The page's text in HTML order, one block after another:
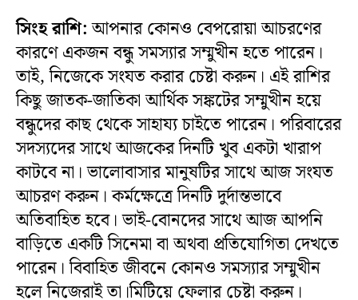
সিংহ রাশি:আপনার কোনও বেপরোয়া আচরণের
কারণে একজন বন্ধু সমস্যার সম্মুখীন হতে পারেন।
তাই, নিজেকে সংযত করার চেষ্টা করুন। এই রাশির
কিছু জাতক-জাতিকা আর্থিক সঙ্কটের সম্মুখীন হয়ে
বন্ধুদের কাছ থেকে সাহায্য চাইতে পারেন। পরিবারের
সদস্যদের সাথে আজকের দিনটি খুব একটা খারাপ
কাটবে না। ভালোবাসার মানুষটির সাথে আজ সংযত
আচরণ করুন। কর্মক্ষেত্রে দিনটি দুর্দান্তভাবে
অতিবাহিত হবে। ভাই-বোনদের সাথে আজ আপনি
বাড়িতে একটি সিনেমা বা অথবা প্রতিযোগিতা দেখতে
পারেন। বিবাহিত জীবনে কোনও সমস্যার সম্মুখীন
হলে নিজেরাই তা।মিটিয়ে ফেলার চেষ্টা করুন।